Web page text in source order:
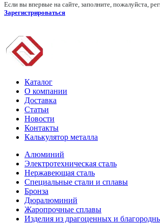
Если вы впервые на сайте, заполните, пожалуйста,
Зарегистрироваться
Каталог
О компании
Доставка
Статьи
Новости
Контакты
Калькулятор металла
Алюминий
Электротехническая сталь
Нержавеющая сталь
Специальные стали и сплавы
Бронза
Дюралюминий
Жаропрочные сплавы
Изделия из драгоценных и